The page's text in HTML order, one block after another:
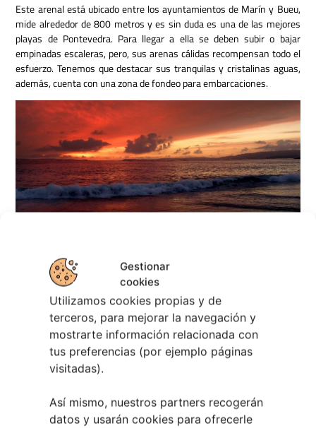
Gestionar
cookies
Utilizamos cookies propias y de
terceros, para mejorar la navegación y
mostrarte información relacionada con
tus preferencias (por ejemplo páginas
visitadas).
Así mismo, nuestros partners recogerán
datos y usarán cookies para ofrecerle
Este arenal está ubicado entre los ayuntamientos de Marín y Bueu,
mide alrededor de 800 metros y es sin duda es una de las mejores
playas de Pontevedra. Para llegar a ella se deben subir o bajar
empinadas escaleras, pero, sus arenas cálidas recompensan todo el
esfuerzo. Tenemos que destacar sus tranquilas y cristalinas aguas,
además, cuenta con una zona de fondeo para embarcaciones.